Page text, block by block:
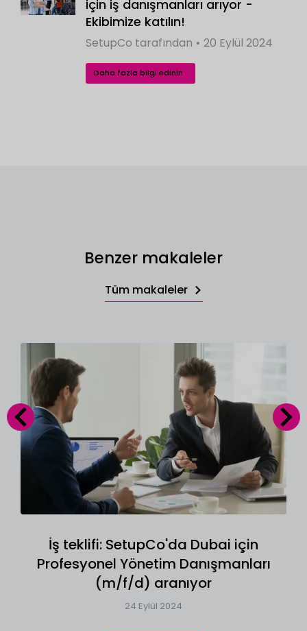
için iş danışmanları arıyor -
Ekibimize katılın!
SetupCo tarafından 20 Eylül 2024
Daha fazla bilgi edinin
Benzer makaleler
Tüm makaleler
İş teklifi: SetupCo'da Dubai için
Profesyonel Yönetim Danışmanları
(m/f/d) aranıyor
24 Eylül 2024